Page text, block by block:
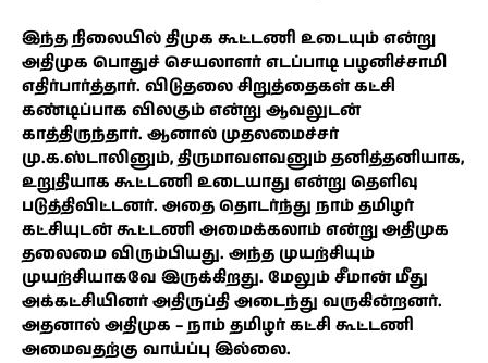
இந்த நிலையில் திமுக கூட்டணி உடையும் என்று
அதிமுக பொதுச் செயலாளர் எடப்பாடி பழனிச்சாமி
எதிர்பார்த்தார். விடுதலை சிறுத்தைகள் கட்சி
கண்டிப்பாக விலகும் என்று ஆவலுடன்
காத்திருந்தார். ஆனால் முதலமைச்சர்
மு.க.ஸ்டாலினும், திருமாவளவனும் தனித்தனியாக,
உறுதியாக கூட்டணி உடையாது என்று தெளிவு
படுத்திவிட்டனர். அதை தொடர்ந்து நாம் தமிழர்
கட்சியுடன் கூட்டணி அமைக்கலாம் என்று அதிமுக
தலைமை விரும்பியது. அந்த முயற்சியும்
முயற்சியாகவே இருக்கிறது. மேலும் சீமான் மீது
அக்கட்சியினர் அதிருப்தி அடைந்து வருகின்றனர்.
அதனால் அதிமுக – நாம் தமிழர் கட்சி கூட்டணி
அமைவதற்கு வாய்ப்பு இல்லை.